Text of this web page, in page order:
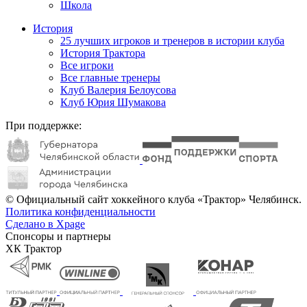
Школа
История
25 лучших игроков и тренеров в истории клуба
История Трактора
Все игроки
Все главные тренеры
Клуб Валерия Белоусова
Клуб Юрия Шумакова
При поддержке:
© Официальный сайт хоккейного клуба «Трактор» Челябинск.
Политика конфиденциальности
Сделано в Xpage
Спонсоры и партнеры
ХК Трактор